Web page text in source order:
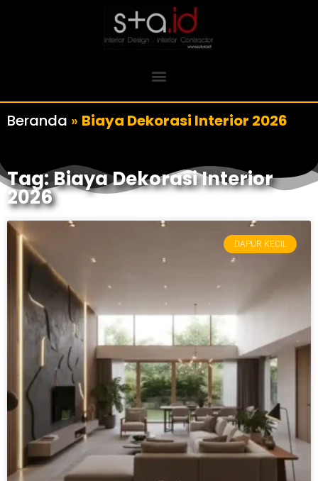
Beranda » Biaya Dekorasi Interior 2026
Tag: Biaya Dekorasi Interior
2026
DAPUR KECIL